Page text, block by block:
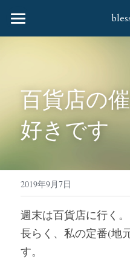
HOME
協力企業様
取扱商品
婦人バッグ・笹井源
婦人バッグ
財布
社会貢献活動
Q&A
百貨店の
好きです
2019年9月7日
週末は百貨店に行く。
長らく、私の定番(地
す。